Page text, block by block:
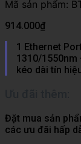
Mã sản phẩm:
914.000₫
1 Ethernet
1310/1550nm
kéo dài tín
Đặt mua sản
các ưu đãi hấp